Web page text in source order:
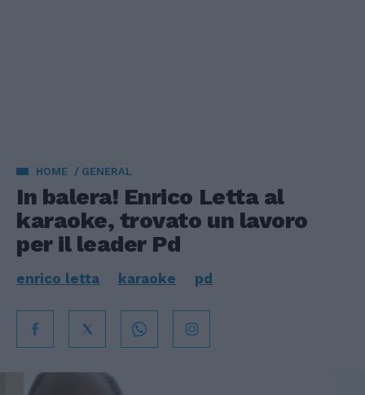
HOME GENERAL
In balera! Enrico Letta al
karaoke, trovato un lavoro
per il leader Pd
enrico letta karaoke pd